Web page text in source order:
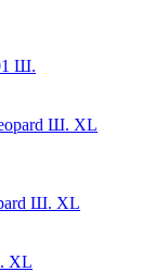
Ш.
Ш. XL